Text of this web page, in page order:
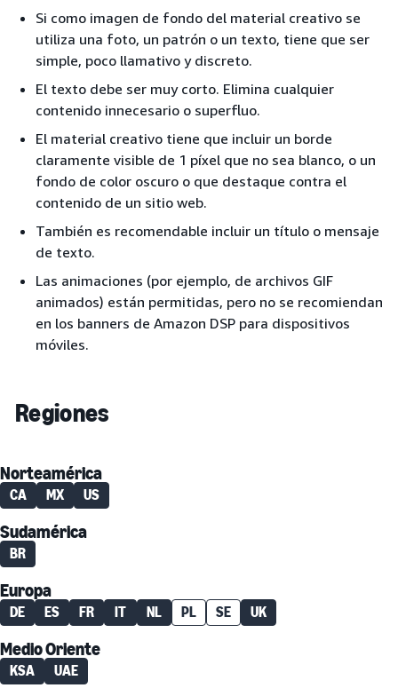
Si como imagen de fondo del material creativo se
utiliza una foto, un patrón o un texto, tiene que ser
simple, poco llamativo y discreto.
El texto debe ser muy corto. Elimina cualquier
contenido innecesario o superfluo.
El material creativo tiene que incluir un borde
claramente visible de 1 píxel que no sea blanco, o un
fondo de color oscuro o que destaque contra el
contenido de un sitio web.
También es recomendable incluir un título o mensaje
de texto.
Las animaciones (por ejemplo, de archivos GIF
animados) están permitidas, pero no se recomiendan
en los banners de Amazon DSP para dispositivos
móviles.
Regiones
Norteamérica
CA MX US
Sudamérica
BR
Europa
DE ES FR IT NL PL SE UK
Medio Oriente
KSA UAE